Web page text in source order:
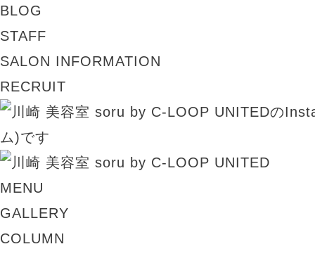
BLOG
STAFF
SALON INFORMATION
RECRUIT
MENU
GALLERY
COLUMN